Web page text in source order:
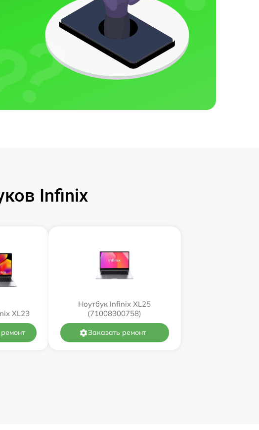
Infinix
XL23
Ноутбук Infinix XL25
(71008300758)
Заказать ремонт